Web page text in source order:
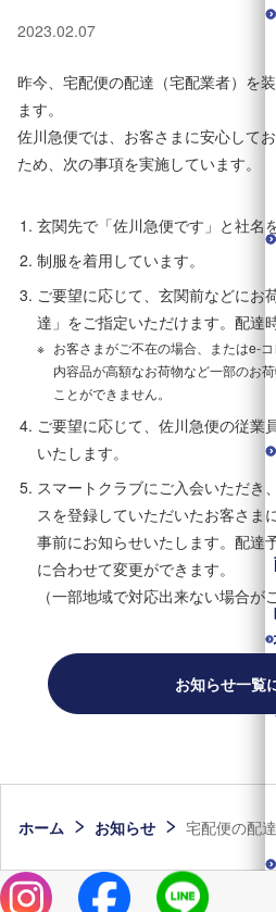
2023.02.07
昨今、宅配便の配達（宅配業者）を
ます。
佐川急便では、お客さまに安心して
ため、次の事項を実施しています。
玄関先で「佐川急便です」と社名
制服を着用しています。
ご要望に応じて、玄関前などにお
達」をご指定いただけます。配達
お客さまがご不在の場合、またはe-コ
内容品が高額なお荷物など一部のお
ことができません。
ご要望に応じて、佐川急便の従業
いたします。
スマートクラブにご入会いただき
スを登録していただいたお客さま
事前にお知らせいたします。配達
に合わせて変更ができます。
（一部地域で対応出来ない場合が
お知らせ一覧
ホーム お知らせ 宅配便の配